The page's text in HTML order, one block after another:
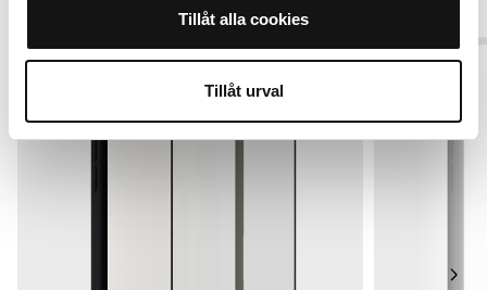
Tillåt alla cookies
Tillåt urval